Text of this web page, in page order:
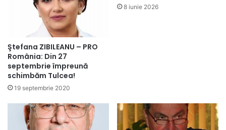
Ştefana ZIBILEANU – PRO
România: Din 27
septembrie împreună
schimbăm Tulcea!
19 septembrie 2020
8 iunie 2026